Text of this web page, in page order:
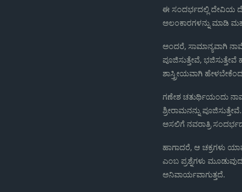
ಈ ಸಂದರ್ಭದಲ್ಲಿ ದೇವಿಯ
ಅಲಂಕಾರಗಳನ್ನು ಮಾಡಿ
ಅಂದರೆ, ಸಾಮಾನ್ಯವಾಗಿ
ಪೂಜಿಸುತ್ತೇವೆ,
ಶಾಸ್ತ್ರೀಯವಾಗಿ
ಗಣೇಶ ಚತುರ್ಥಿಯಂದು
ಶ್ರೀರಾಮನನ್ನು
ಅಸಲಿಗೆ ನವರಾತ್ರಿ
ಹಾಗಾದರೆ, ಆ ಚಕ್ರಗಳು
ಎಂಬ ಪ್ರಶ್ನೆಗಳು
ಅನಿವಾರ್ಯವಾಗುತ್ತದೆ.